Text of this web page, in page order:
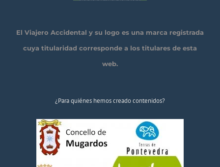
El Viajero Accidental y su logo es una marca registrada
cuya titularidad corresponde a los titulares de esta
web.
¿Para quiénes hemos creado contenidos?